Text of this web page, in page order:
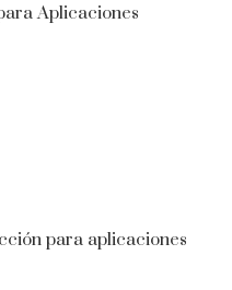
Aplicaciones
para aplicaciones